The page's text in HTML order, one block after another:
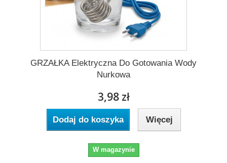
GRZAŁKA Elektryczna Do Gotowania Wody
Nurkowa
3,98 zł
Dodaj do koszyka Więcej
W magazynie